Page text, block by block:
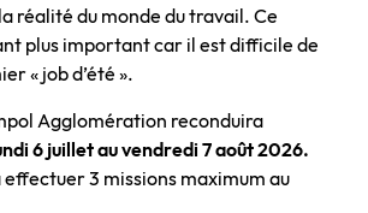
réalité du monde du travail. Ce
plus important car il est difficile de
« job d’été ».
Agglomération reconduira
6 juillet au vendredi 7 août 2026.
effectuer 3 missions maximum au